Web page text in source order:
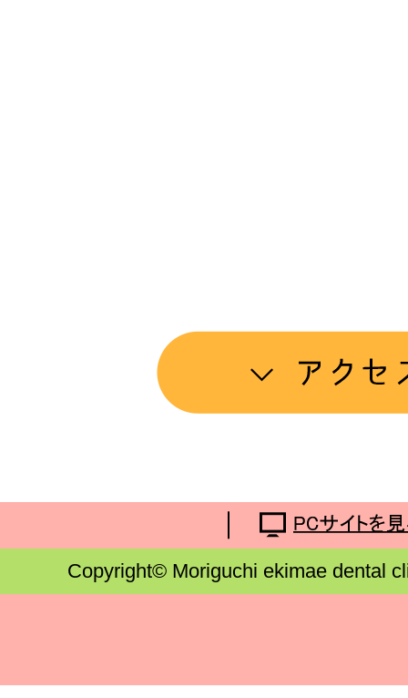
Copyright© Moriguchi ekimae dental